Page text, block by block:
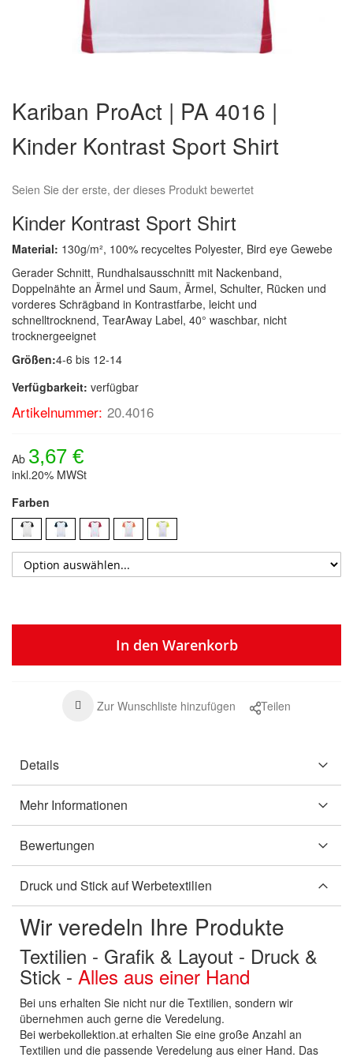
der
Bildergalerie
springen
Kariban ProAct | PA 4016 |
Kinder Kontrast Sport Shirt
Seien Sie der erste, der dieses Produkt bewertet
Kinder Kontrast Sport Shirt
Material: 130g/m², 100% recyceltes Polyester, Bird eye Gewebe
Gerader Schnitt, Rundhalsausschnitt mit Nackenband,
Doppelnähte an Ärmel und Saum, Ärmel, Schulter, Rücken und
vorderes Schrägband in Kontrastfarbe, leicht und
schnelltrocknend, TearAway Label, 40° waschbar, nicht
trocknergeeignet
Größen:4-6 bis 12-14
Verfügbarkeit: verfügbar
Artikelnummer: 20.4016
Ab 3,67 €
inkl.20% MWSt
Farben
In den Warenkorb
Zur Wunschliste hinzufügen Teilen
Details
Mehr Informationen
Bewertungen
Druck und Stick auf Werbetextilien
Wir veredeln Ihre Produkte
Textilien - Grafik & Layout - Druck &
Stick - Alles aus einer Hand
Bei uns erhalten Sie nicht nur die Textilien, sondern wir
übernehmen auch gerne die Veredelung.
Bei werbekollektion.at erhalten Sie eine große Anzahl an
Textilien und die passende Veredelung aus einer Hand. Das